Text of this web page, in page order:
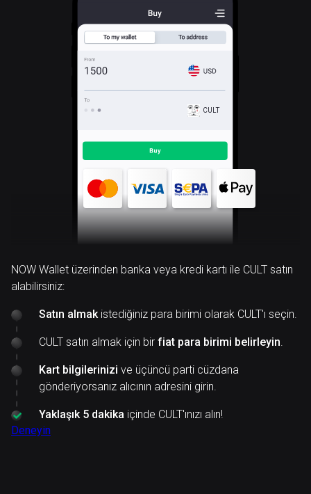
CULT
NOW Wallet üzerinden banka veya kredi kartı ile CULT satın
alabilirsiniz:
Satın almakistediğiniz para birimi olarak CULT'ı seçin.
CULT satın almak için bir fiat para birimi belirleyin.
Kart bilgilerinizi ve üçüncü parti cüzdana
gönderiyorsanız alıcının adresini girin.
Yaklaşık 5 dakika içinde CULT'ınızı alın!
Deneyin